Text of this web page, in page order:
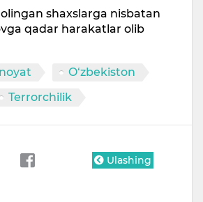
shaxslarga nisbatan
qadar harakatlar olib
O‘zbekiston
Terrorchilik
Ulashing